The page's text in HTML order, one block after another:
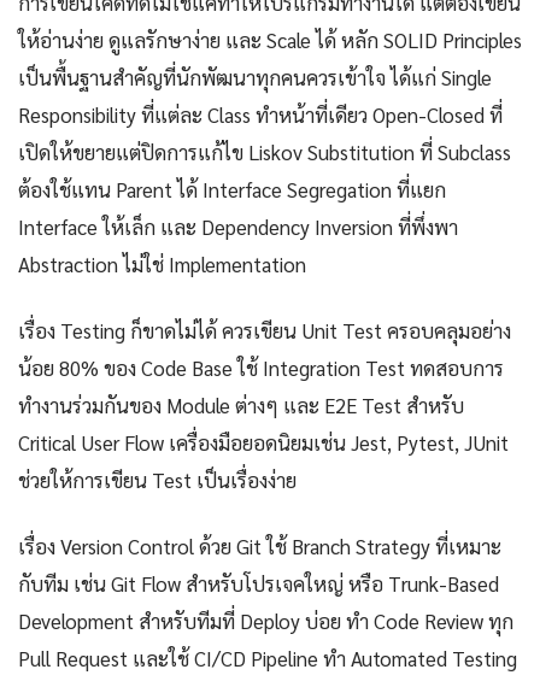
ให้อ่านง่าย ดูแลรักษาง่าย และ Scale ได้ หลัก SOLID Principles
เป็นพื้นฐานสำคัญที่นักพัฒนาทุกคนควรเข้าใจ ได้แก่ Single
Responsibility ที่แต่ละ Class ทำหน้าที่เดียว Open-Closed ที่
เปิดให้ขยายแต่ปิดการแก้ไข Liskov Substitution ที่ Subclass
ต้องใช้แทน Parent ได้ Interface Segregation ที่แยก
Interface ให้เล็ก และ Dependency Inversion ที่พึ่งพา
Abstraction ไม่ใช่ Implementation
เรื่อง Testing ก็ขาดไม่ได้ ควรเขียน Unit Test ครอบคลุมอย่าง
น้อย 80% ของ Code Base ใช้ Integration Test ทดสอบการ
ทำงานร่วมกันของ Module ต่างๆ และ E2E Test สำหรับ
Critical User Flow เครื่องมือยอดนิยมเช่น Jest, Pytest, JUnit
ช่วยให้การเขียน Test เป็นเรื่องง่าย
เรื่อง Version Control ด้วย Git ใช้ Branch Strategy ที่เหมาะ
กับทีม เช่น Git Flow สำหรับโปรเจคใหญ่ หรือ Trunk-Based
Development สำหรับทีมที่ Deploy บ่อย ทำ Code Review ทุก
Pull Request และใช้ CI/CD Pipeline ทำ Automated Testing